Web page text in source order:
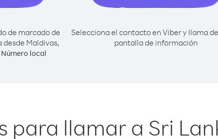
de marcado de
desde Maldivas,
Número local
Selecciona el contacto en Viber y llama
pantalla de información
para llamar a Sri